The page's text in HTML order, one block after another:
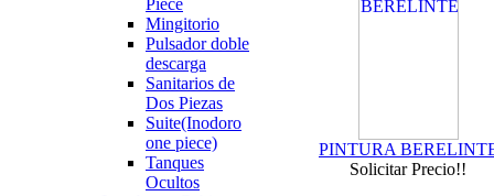
Piece
Mingitorio
Pulsador doble
descarga
Sanitarios de
Dos Piezas
Suite(Inodoro
one piece)
Tanques
Ocultos
PINTURA
Solicitar Precio!!